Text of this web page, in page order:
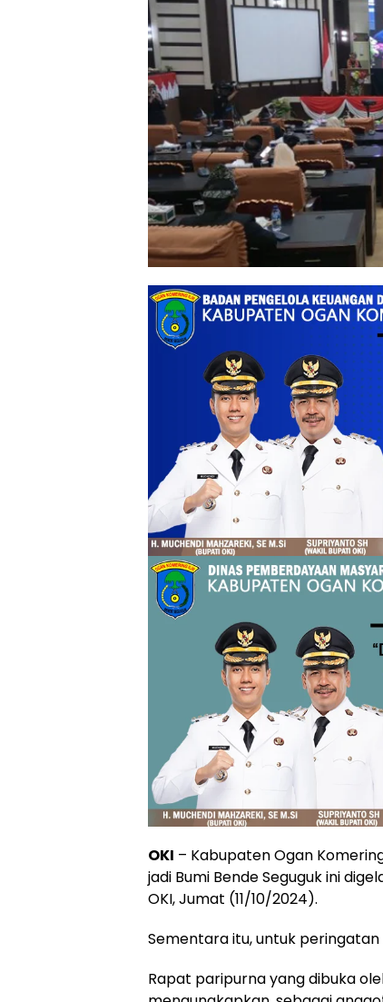
OKI – Kabupaten Ogan
jadi Bumi Bende Seguguk ini
OKI, Jumat (11/10/2024).
Sementara itu, untuk peringatan
Rapat paripurna yang dibuka